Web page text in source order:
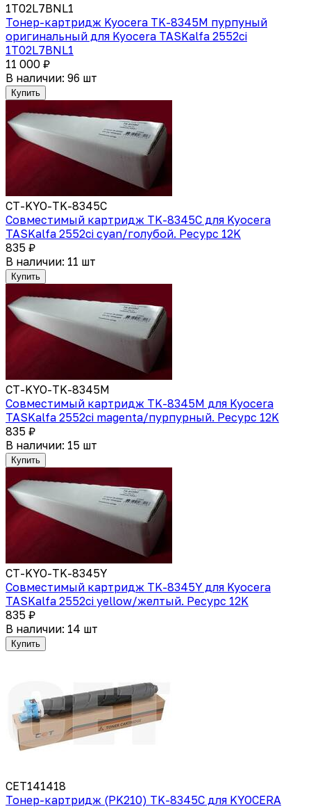
1T02L7BNL1
Тонер-картридж Kyocera TK-8345M пурпуный
оригинальный для Kyocera TASKalfa 2552ci
1T02L7BNL1
11 000 ₽
В наличии: 96 шт
Купить
CT-KYO-TK-8345C
Совместимый картридж TK-8345С для Kyocera
TASKalfa 2552ci cyan/голубой. Ресурс 12K
835 ₽
В наличии: 11 шт
Купить
CT-KYO-TK-8345M
Совместимый картридж TK-8345M для Kyocera
TASKalfa 2552ci magenta/пурпурный. Ресурс 12K
835 ₽
В наличии: 15 шт
Купить
CT-KYO-TK-8345Y
Совместимый картридж TK-8345Y для Kyocera
TASKalfa 2552ci yellow/желтый. Ресурс 12K
835 ₽
В наличии: 14 шт
Купить
CET141418
Тонер-картридж (PK210) TK-8345C для KYOCERA